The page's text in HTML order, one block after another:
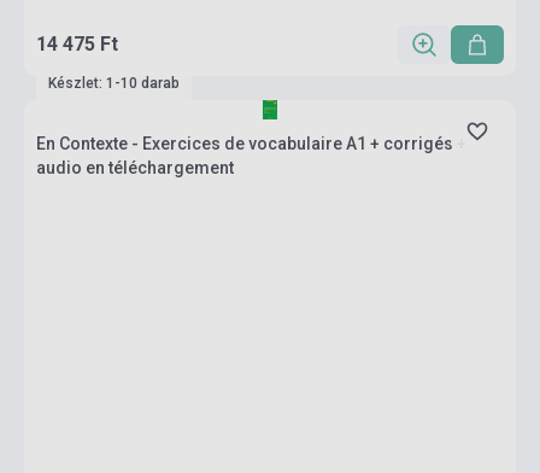
14 475 Ft
Készlet: 1-10 darab
En Contexte - Exercices de vocabulaire A1 + corrigés +
audio en téléchargement